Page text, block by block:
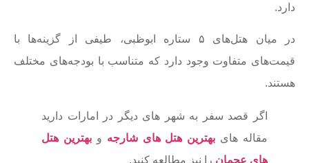
دارد.
در میان هتل‌های ۵ ستاره ابوظبی، طیفی از گزینه‌ها با
قیمت‌های متفاوت وجود دارد که متناسب با بودجه‌های مختلف
هستند.
اگر قصد سفر به شهر های دیگر در امارات دارید
مقاله های بهترین هتل های شارجه وبهترین هتل
های عجمان را نیز مطالعه کنید.